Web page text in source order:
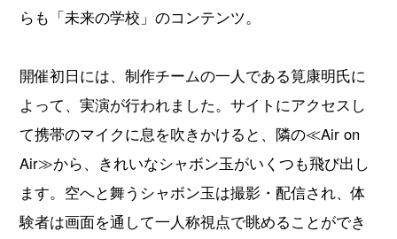
らも「未来の学校」のコンテンツ。
開催初日には、制作チームの一人である筧康明氏に
よって、実演が行われました。サイトにアクセスし
て携帯のマイクに息を吹きかけると、隣の≪Air on
Air≫から、きれいなシャボン玉がいくつも飛び出し
ます。空へと舞うシャボン玉は撮影・配信され、体
験者は画面を通して一人称視点で眺めることができ